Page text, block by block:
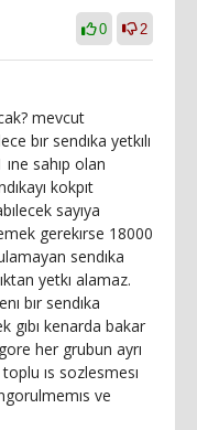
0 2
mevcut
bır sendıka yetkılı
ıne sahıp olan
kokpıt
sayıya
gerekırse 18000
sendıka
yetkı alamaz.
bır sendıka
gıbı kenarda bakar
gore her grubun ayrı
toplu ıs sozlesmesı
ve